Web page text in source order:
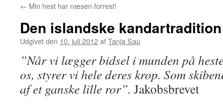
← Min hest har næsen forrest!
Den islandske kandartradition
Udgivet den 10. juli 2012afTanja Sau
”Når vi lægger bidsel i munden på
os, styrer vi hele deres krop. Som
af et ganske lille ror”. Jakobsbrevet